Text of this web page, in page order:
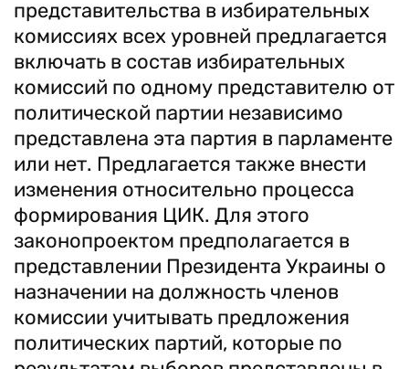
представительства в избирательных
комиссиях всех уровней предлагается
включать в состав избирательных
комиссий по одному представителю от
политической партии независимо
представлена эта партия в парламенте
или нет. Предлагается также внести
изменения относительно процесса
формирования ЦИК. Для этого
законопроектом предполагается в
представлении Президента Украины о
назначении на должность членов
комиссии учитывать предложения
политических партий, которые по